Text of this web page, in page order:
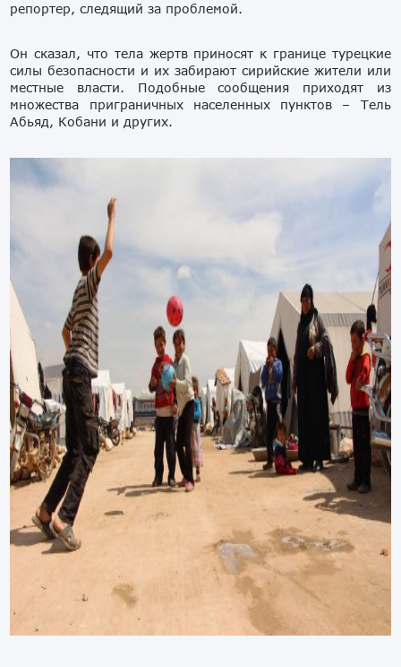
репортер, следящий за проблемой.
Он сказал, что тела жертв приносят к границе турецкие
силы безопасности и их забирают сирийские жители или
местные власти. Подобные сообщения приходят из
множества приграничных населенных пунктов – Тель
Абьяд, Кобани и других.